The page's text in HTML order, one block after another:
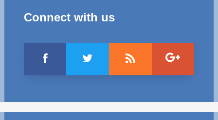
Connect with us